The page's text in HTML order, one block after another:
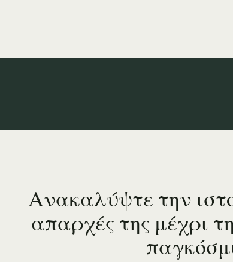
Ανακαλύψτε την
απαρχές της μέχρι